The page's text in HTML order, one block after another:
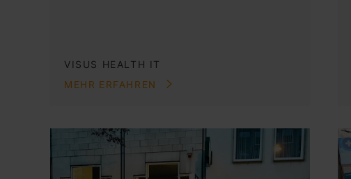
VISUS HEALTH IT
MEHR ERFAHREN